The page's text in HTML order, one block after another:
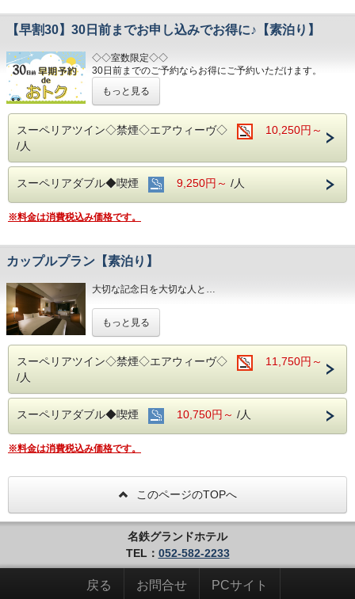
将隊の活躍も話題♪
名古屋港水族館：子供も大人も楽しめる大迫力のイルカパフ
リニア鉄道館：歴代の新幹線・在来線の実物車両展示あり。
す。
～ビジネス・旅行に最高のロケーション～
JR名古屋駅から徒歩４分
名鉄名古屋駅のすぐ上
中部国際空港まで最速２８分（名鉄名古屋駅から乗車可能）
ご予約お待ちしてます(*^o^)ノ
【早割30】30日前までお申し込みでお得に♪【素泊り】
◇◇室数限定◇◇
30日前までのご予約ならお得にご予約いただけます。
☆先のご予定がお決まりのお客様には断然オトク☆
■お客様に安全にお過ごしいただく為に、お客様の触れる機
当ホテルの客室は窓が開放出来る為、簡単に空気を入れ替
清掃時は常に換気をして新鮮な空気に入れ替えておりま
す。
～ビジネス・旅行に最高のロケーション～
JR名古屋駅から徒歩４分
中部国際空港まで最速２８分（名鉄名古屋駅から乗車可能）
お財布にも優しい ＋ お客様にも優しいホテルです♪♪
ご予約お待ちしてます(*^o^)ノ
もっと見る
スーペリアツイン◇禁煙◇エアウィーヴ◇
10,250円～
/人
スーペリアダブル◆喫煙 9,250円～ /人
※料金は消費税込み価格です。
カップルプラン【素泊り】
大切な記念日を大切な人と…
■全室インターネット接続完備 ◎Ｗｉ－Ｆｉ接続無料◎
もっと見る
スーペリアツイン◇禁煙◇エアウィーヴ◇
11,750円～
/人
スーペリアダブル◆喫煙 10,750円～ /人
※料金は消費税込み価格です。
このページのTOPへ
名鉄グランドホテル
TEL： 052-582-2233
戻る お問合せ PCサイト